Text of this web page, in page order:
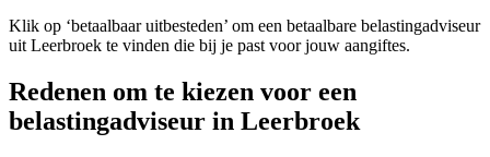
Klik op ‘betaalbaar uitbesteden’ om een betaalbare belastingadviseur
uit Leerbroek te vinden die bij je past voor jouw aangiftes.
Redenen om te kiezen voor een
belastingadviseur in Leerbroek